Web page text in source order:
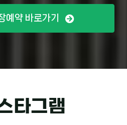
예약 바로가기
타그램